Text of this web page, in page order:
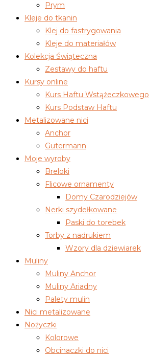
Prym
Kleje do tkanin
Klej do fastrygowania
Kleje do materiałów
Kolekcja Świąteczna
Zestawy do haftu
Kursy online
Kurs Haftu Wstążeczkowego
Kurs Podstaw Haftu
Metalizowane nici
Anchor
Gutermann
Moje wyroby
Breloki
Flicowe ornamenty
Domy Czarodziejów
Nerki szydełkowane
Paski do torebek
Torby z nadrukiem
Wzory dla dziewiarek
Muliny
Muliny Anchor
Muliny Ariadny
Palety mulin
Nici metalizowane
Nożyczki
Kolorowe
Obcinaczki do nici